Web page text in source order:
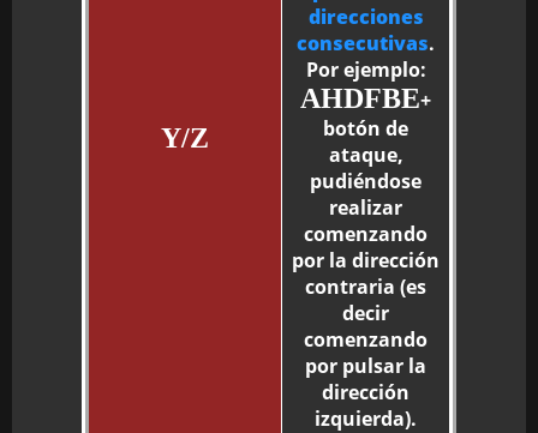
Y/Z
direcciones
consecutivas.
Por ejemplo:
AHDFBE+
botón de
ataque,
pudiéndose
realizar
comenzando
por la dirección
contraria (es
decir
comenzando
por pulsar la
dirección
izquierda).